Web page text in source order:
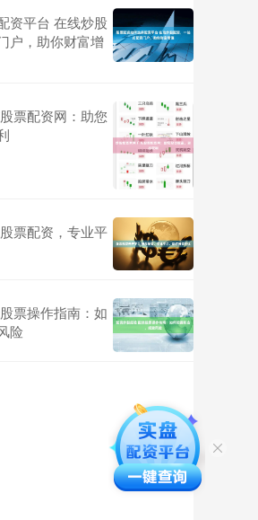
资平台 在线炒股
户，助你财富增
票配资网：助您
票配资，专业平
票操作指南：如
险